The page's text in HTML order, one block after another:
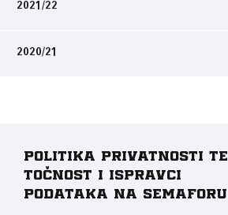
2021/22
2020/21
Politika privatnosti te
točnost i ispravci
podataka na Semaforu